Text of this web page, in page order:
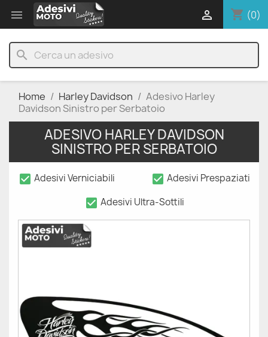
 shopping_cart (0)

search
Home Harley Davidson
Adesivo Harley
Davidson Sinistro per Serbatoio
ADESIVO HARLEY DAVIDSON
SINISTRO PER SERBATOIO
check_box Adesivi Verniciabili check_box Adesivi Prespaziati
check_box Adesivi Ultra-Sottili